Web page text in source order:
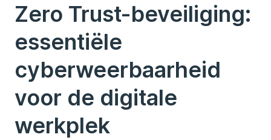
Zero Trust-beveiliging:
essentiële
cyberweerbaarheid
voor de digitale
werkplek